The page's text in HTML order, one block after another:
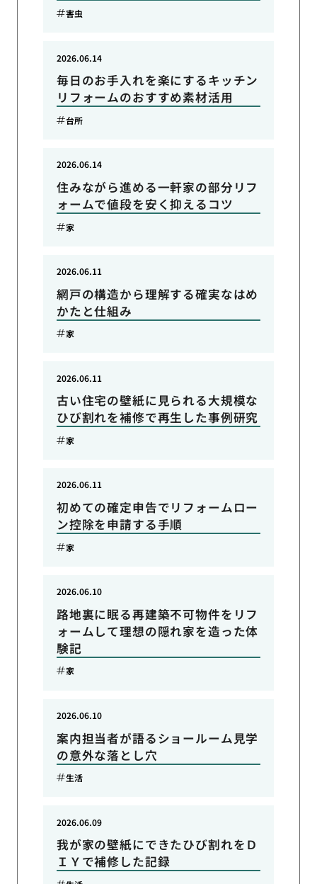
害虫
毎日のお手入れを楽にするキッチン
リフォームのおすすめ素材活用
2026.06.14
台所
住みながら進める一軒家の部分リフ
ォームで値段を安く抑えるコツ
2026.06.14
家
網戸の構造から理解する確実なはめ
かたと仕組み
2026.06.11
家
古い住宅の壁紙に見られる大規模な
ひび割れを補修で再生した事例研究
2026.06.11
家
初めての確定申告でリフォームロー
ン控除を申請する手順
2026.06.11
家
路地裏に眠る再建築不可物件をリフ
ォームして理想の隠れ家を造った体
験記
2026.06.10
家
案内担当者が語るショールーム見学
の意外な落とし穴
2026.06.10
生活
我が家の壁紙にできたひび割れをＤ
ＩＹで補修した記録
2026.06.09